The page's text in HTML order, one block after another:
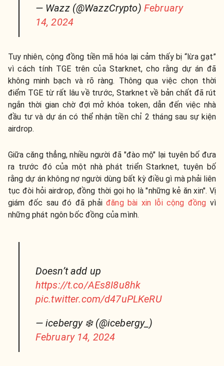
— Wazz (@WazzCrypto) February
14, 2024
Tuy nhiên, cộng đồng tiền mã hóa lại cảm thấy bị “lừa gạt”
vì cách tính TGE trên của Starknet, cho rằng dự án đã
không minh bạch và rõ ràng. Thông qua việc chọn thời
điểm TGE từ rất lâu về trước, Starknet về bản chất đã rút
ngắn thời gian chờ đợi mở khóa token, dẫn đến việc nhà
đầu tư và dự án có thể nhận tiền chỉ 2 tháng sau sự kiện
airdrop.
Giữa căng thẳng, nhiều người đã "đào mộ" lại tuyên bố đưa
ra trước đó của một nhà phát triển Starknet, tuyên bố
rằng dự án không nợ người dùng bất kỳ điều gì mà phải liên
tục đòi hỏi airdrop, đồng thời gọi họ là "những kẻ ăn xin". Vị
giám đốc sau đó đã phảiđăng bài xin lỗi cộng đồng vì
những phát ngôn bốc đồng của mình.
Doesn’t add up
https://t.co/AEs8I8u8hk
pic.twitter.com/d47uPLKeRU
— icebergy ❄️ (@icebergy_)
February 14, 2024